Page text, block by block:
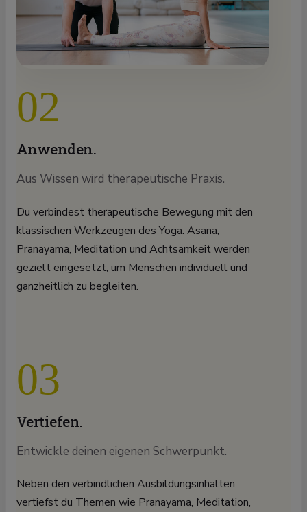
02
Anwenden.
Aus Wissen wird therapeutische Praxis.
Du verbindest therapeutische Bewegung mit den
klassischen Werkzeugen des Yoga. Asana,
Pranayama, Meditation und Achtsamkeit werden
gezielt eingesetzt, um Menschen individuell und
ganzheitlich zu begleiten.
03
Vertiefen.
Entwickle deinen eigenen Schwerpunkt.
Neben den verbindlichen Ausbildungsinhalten
vertiefst du Themen wie Pranayama, Meditation,